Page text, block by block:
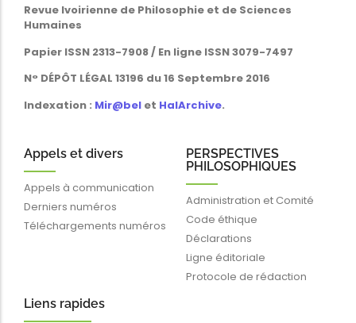
Revue Ivoirienne de Philosophie et de Sciences
Humaines
Papier ISSN 2313-7908 / En ligne ISSN 3079-7497
N° DÉPÔT LÉGAL 13196 du 16 Septembre 2016
Indexation : Mir@bel et HalArchive.
Appels et divers
Appels à communication
Derniers numéros
Téléchargements numéros
PERSPECTIVES
PHILOSOPHIQUES
Administration et Comité
Code éthique
Déclarations
Ligne éditoriale
Protocole de rédaction
Liens rapides